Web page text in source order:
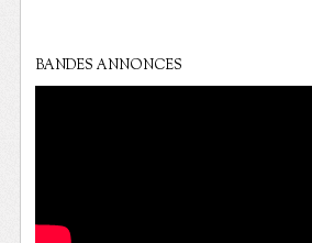
BANDES ANNONCES